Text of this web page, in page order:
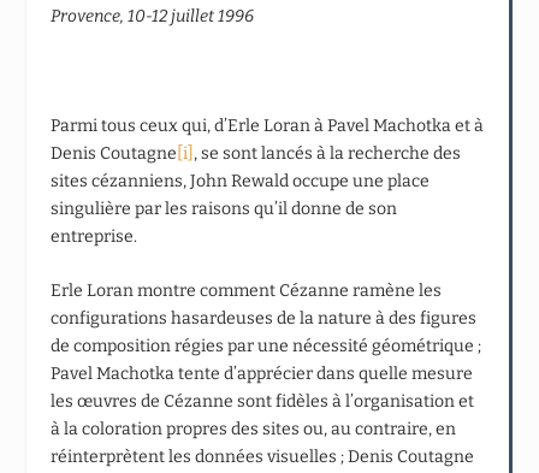
Provence, 10-12 juillet 1996
Parmi tous ceux qui, d’Erle Loran à Pavel Machotka et à
Denis Coutagne [i] , se sont lancés à la recherche des
sites cézanniens, John Rewald occupe une place
singulière par les raisons qu’il donne de son
entreprise.
Erle Loran montre comment Cézanne ramène les
configurations hasardeuses de la nature à des figures
de composition régies par une nécessité géométrique ;
Pavel Machotka tente d’apprécier dans quelle mesure
les œuvres de Cézanne sont fidèles à l’organisation et
à la coloration propres des sites ou, au contraire, en
réinterprètent les données visuelles ; Denis Coutagne